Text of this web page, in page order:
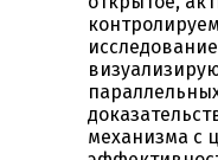
механизма с